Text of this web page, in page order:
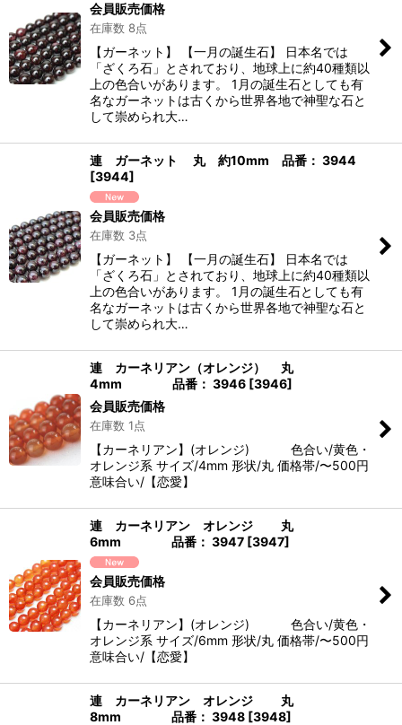
会員販売価格
在庫数 8点
【ガーネット】 【一月の誕生石】 日本名では
「ざくろ石」とされており、地球上に約40種類以
上の色合いがあります。 1月の誕生石としても有
名なガーネットは古くから世界各地で神聖な石と
して崇められ大…
連 ガーネット 丸 約10mm 品番： 3944
[3944]
会員販売価格
在庫数 3点
【ガーネット】 【一月の誕生石】 日本名では
「ざくろ石」とされており、地球上に約40種類以
上の色合いがあります。 1月の誕生石としても有
名なガーネットは古くから世界各地で神聖な石と
して崇められ大…
連 カーネリアン（オレンジ） 丸
4mm 品番： 3946 [3946]
会員販売価格
在庫数 1点
【カーネリアン】(オレンジ) 色合い/黄色・
オレンジ系 サイズ/4mm 形状/丸 価格帯/〜500円
意味合い/【恋愛】
連 カーネリアン オレンジ 丸
6mm 品番： 3947 [3947]
会員販売価格
在庫数 6点
【カーネリアン】(オレンジ) 色合い/黄色・
オレンジ系 サイズ/6mm 形状/丸 価格帯/〜500円
意味合い/【恋愛】
連 カーネリアン オレンジ 丸
8mm 品番： 3948 [3948]